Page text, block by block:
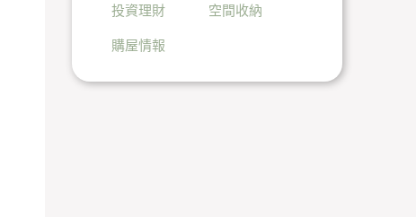
投資理財 空間收納
購屋情報